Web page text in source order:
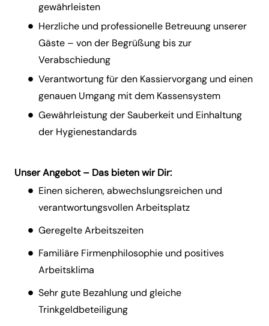
gewährleisten
Herzliche und professionelle Betreuung unserer
Gäste – von der Begrüßung bis zur
Verabschiedung
Verantwortung für den Kassiervorgang und einen
genauen Umgang mit dem Kassensystem
Gewährleistung der Sauberkeit und Einhaltung
der Hygienestandards
Unser Angebot – Das bieten wir Dir:
Einen sicheren, abwechslungsreichen und
verantwortungsvollen Arbeitsplatz
Geregelte Arbeitszeiten
Familiäre Firmenphilosophie und positives
Arbeitsklima
Sehr gute Bezahlung und gleiche
Trinkgeldbeteiligung